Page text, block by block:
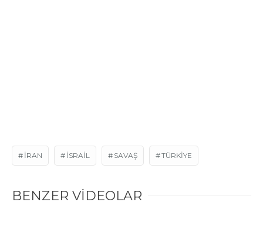
IRAN ISRAIL SAVAŞ TÜRKIYE
BENZER VİDEOLAR